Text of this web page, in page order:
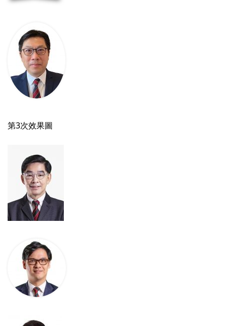
第3次效果圖